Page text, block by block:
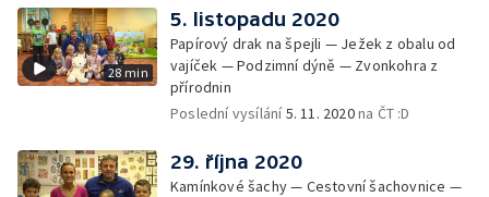
28 min
5. listopadu 2020
Papírový drak na špejli — Ježek z obalu od
vajíček — Podzimní dýně — Zvonkohra z
přírodnin
Poslední vysílání5. 11. 2020na ČT :D
29. října 2020
Kamínkové šachy — Cestovní šachovnice —